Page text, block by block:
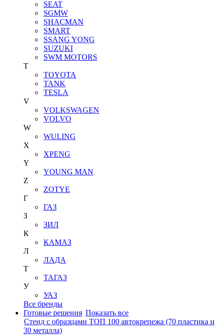
SEAT
SGMW
SHACMAN
SMART
SSANG YONG
SUZUKI
SWM MOTORS
T
TOYOTA
TANK
TESLA
V
VOLKSWAGEN
VOLVO
W
WULING
X
XPENG
Y
YOUNG MAN
Z
ZOTYE
Г
ГАЗ
З
ЗИЛ
К
КАМАЗ
Л
ЛАДА
Т
ТАГАЗ
У
УАЗ
Все бренды
Готовые решения Показать все
Стенд с образцами ТОП 100 автокрепежа (70 пластика и
30 металла)